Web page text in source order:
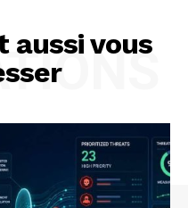
aussi vous